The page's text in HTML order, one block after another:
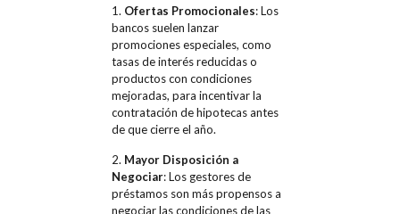
1. Ofertas Promocionales: Los
bancos suelen lanzar
promociones especiales, como
tasas de interés reducidas o
productos con condiciones
mejoradas, para incentivar la
contratación de hipotecas antes
de que cierre el año.
2. Mayor Disposición a
Negociar: Los gestores de
préstamos son más propensos a
negociar las condiciones de las